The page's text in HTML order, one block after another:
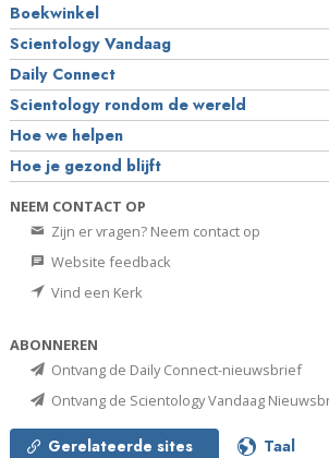
Boekwinkel
Scientology Vandaag
Daily Connect
Scientology rondom de wereld
Hoe we helpen
Hoe je gezond blijft
NEEM CONTACT OP
Zijn er vragen? Neem contact op
Website feedback
Vind een Kerk
ABONNEREN
Ontvang de Daily Connect-nieuwsbrief
Ontvang de Scientology Vandaag
Gerelateerde sites Taal